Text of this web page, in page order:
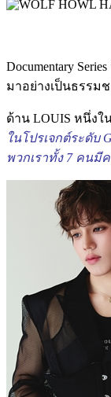
Documentary
มาอย่างเป็นธรรม
ด้าน LOUIS หนึ่ง
ในโปรเจกต์ระดับ
พวกเราทั้ง 7 คนมี